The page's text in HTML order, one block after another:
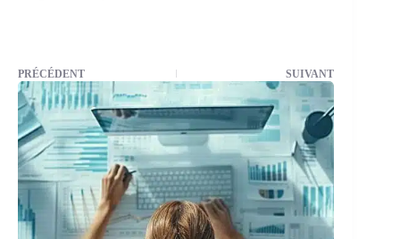
PRÉCÉDENT SUIVANT